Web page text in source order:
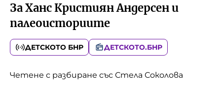
Чуйте
Новините на детски език
Приказки
Песнички
Искри
Интересен архив
За Ханс Кристиян Андерсен и
палеоисториите
ДЕТСКОТО БНР ДЕТСКОТО.БНР
Четене с разбиране със Стела Соколова